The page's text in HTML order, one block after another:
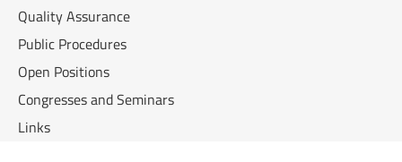
Quality Assurance
Public Procedures
Open Positions
Congresses and Seminars
Links